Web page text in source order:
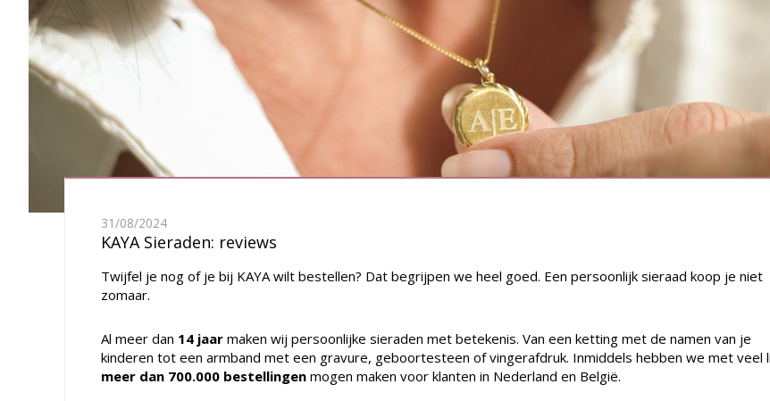
31/08/2024
KAYA Sieraden: reviews
Twijfel je nog of je bij KAYA wilt bestellen? Dat begrijpen we heel goed. Een persoonlijk sieraad koop je niet
zomaar.
Al meer dan 14 jaar maken wij persoonlijke sieraden met betekenis. Van een ketting met de namen van je
kinderen tot een armband met een gravure, geboortesteen of vingerafdruk. Inmiddels hebben we met veel
meer dan 700.000 bestellingen mogen maken voor klanten in Nederland en België.